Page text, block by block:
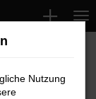
Nutzung